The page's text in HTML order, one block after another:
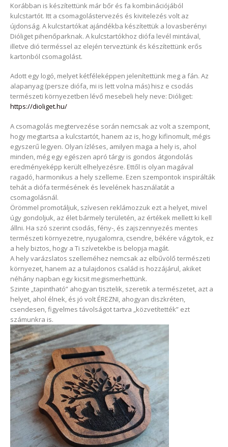
–
egyedi
csomagolás
tervezés,
kivitelezés
bejegyzéshez
Korábban is készítettünk már bőr és fa kombinációjából
kulcstartót. Itt a csomagolástervezés és kivitelezés volt az
újdonság. A kulcstartókat ajándékba készítettük a lovasberényi
Dióliget pihenőparknak. A kulcstartókhoz diófa levél mintával,
illetve dió terméssel az elején terveztünk és készítettünk erős
kartonból csomagolást.
Adott egy logó, melyet kétféleképpen jelenítettünk meg a fán. Az
alapanyag (persze diófa, mi is lett volna más) hisz e csodás
természeti környezetben lévő mesebeli hely neve: Dióliget:
https://dioliget.hu/
A csomagolás megtervezése során nemcsak az volt a szempont,
hogy megtartsa a kulcstartót, hanem az is, hogy kifinomult, mégis
egyszerű legyen. Olyan ízléses, amilyen maga a hely is, ahol
minden, még egy egészen apró tárgy is gondos átgondolás
eredményeképp került elhelyezésre. Ettől is olyan magával
ragadó, harmonikus a hely szelleme. Ezen szempontok inspirálták
tehát a diófa termésének és levelének használatát a
csomagolásnál.
Örömmel promotáljuk, szívesen reklámozzuk ezt a helyet, mivel
úgy gondoljuk, az élet bármely területén, az értékek mellett ki kell
állni. Ha szó szerint csodás, fény-, és zajszennyezés mentes
természeti környezetre, nyugalomra, csendre, békére vágytok, ez
a hely biztos, hogy a Ti szívetekbe is belopja magát.
A hely varázslatos szelleméhez nemcsak az elbűvölő természeti
környezet, hanem az a tulajdonos család is hozzájárul, akiket
néhány napban egy kicsit megismerhettünk.
Szinte „tapintható” ahogyan tisztelik, szeretik a természetet, azt a
helyet, ahol élnek, és jó volt ÉREZNI, ahogyan diszkréten,
csendesen, figyelmes távolságot tartva „közvetítették” ezt
számunkra is.